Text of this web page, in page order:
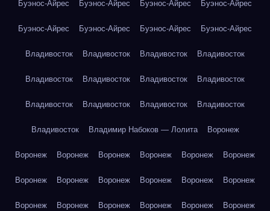
Буэнос-Айрес Буэнос-Айрес Буэнос-Айрес Буэнос-Айрес
Буэнос-Айрес Буэнос-Айрес Буэнос-Айрес Буэнос-Айрес
Владивосток Владивосток Владивосток Владивосток
Владивосток Владивосток Владивосток Владивосток
Владивосток Владивосток Владивосток Владивосток
Владивосток Владимир Набоков — Лолита Воронеж
Воронеж Воронеж Воронеж Воронеж Воронеж Воронеж
Воронеж Воронеж Воронеж Воронеж Воронеж Воронеж
Воронеж Воронеж Воронеж Воронеж Воронеж Воронеж